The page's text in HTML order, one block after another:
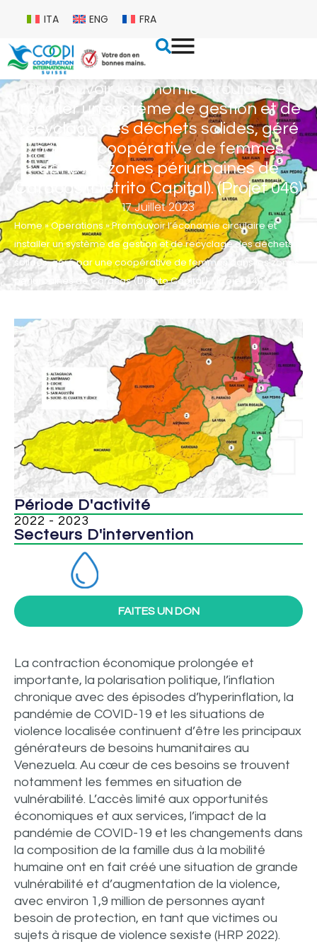
ITA ENG FRA
Promouvoir l’économie circulaire et
installer un système de gestion et de
recyclage des déchets solides, géré
par une coopérative de femmes
dans les zones périurbaines de
Caracas (Distrito Capital). (Projet 046)
17 Juillet 2023
Home »Operations»Promouvoir l’économie circulaire et
installer un système de gestion et de recyclage des déchets
solides, géré par une coopérative de femmes dans les zones
périurbaines de Caracas (Distrito Capital). (Projet 046)
Période D'activité
2022 - 2023
Secteurs D'intervention
FAITES UN DON
La contraction économique prolongée et
importante, la polarisation politique, l’inflation
chronique avec des épisodes d’hyperinflation, la
pandémie de COVID-19 et les situations de
violence localisée continuent d’être les principaux
générateurs de besoins humanitaires au
Venezuela. Au cœur de ces besoins se trouvent
notamment les femmes en situation de
vulnérabilité. L’accès limité aux opportunités
économiques et aux services, l’impact de la
pandémie de COVID-19 et les changements dans
la composition de la famille dus à la mobilité
humaine ont en fait créé une situation de grande
vulnérabilité et d’augmentation de la violence,
avec environ 1,9 million de personnes ayant
besoin de protection, en tant que victimes ou
sujets à risque de violence sexiste (HRP 2022).